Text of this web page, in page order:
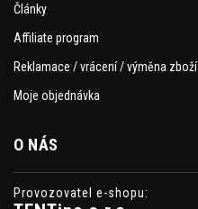
Články
Affiliate program
Reklamace / vrácení / výměna zboží
Moje objednávka
O NÁS
Provozovatel e-shopu: